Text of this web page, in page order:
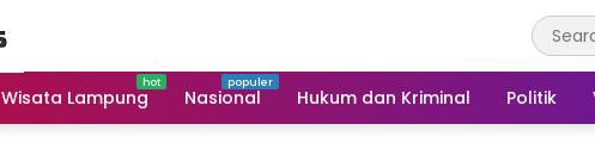
Wisata Lampung Nasional Hukum dan Kriminal Politik